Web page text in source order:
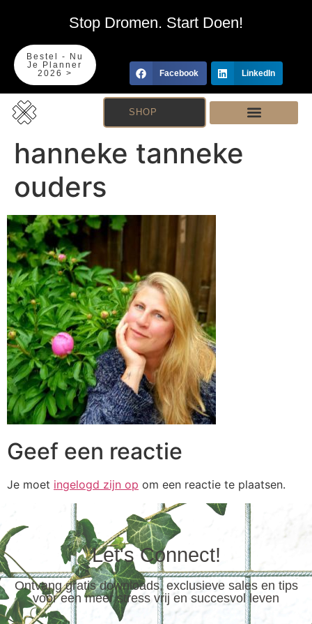
Stop Dromen. Start Doen!
Bestel - Nu
Je Planner
2026 >
Facebook LinkedIn
SHOP
hanneke tanneke
ouders
Geef een reactie
Je moet ingelogd zijn op om een reactie te plaatsen.
Let's Connect!
Ontvang gratis downloads, exclusieve sales en tips
voor een meer stress vrij en succesvol leven